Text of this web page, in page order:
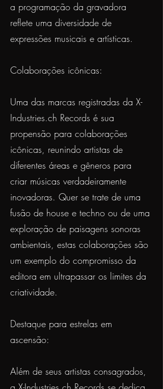
a programação da gravadora
reflete uma diversidade de
expressões musicais e artísticas.
Colaborações icônicas:
Uma das marcas registradas da X-
Industries.ch Records é sua
propensão para colaborações
icônicas, reunindo artistas de
diferentes áreas e gêneros para
criar músicas verdadeiramente
inovadoras. Quer se trate de uma
fusão de house e techno ou de uma
exploração de paisagens sonoras
ambientais, estas colaborações são
um exemplo do compromisso da
editora em ultrapassar os limites da
criatividade.
Destaque para estrelas em
ascensão:
Além de seus artistas consagrados,